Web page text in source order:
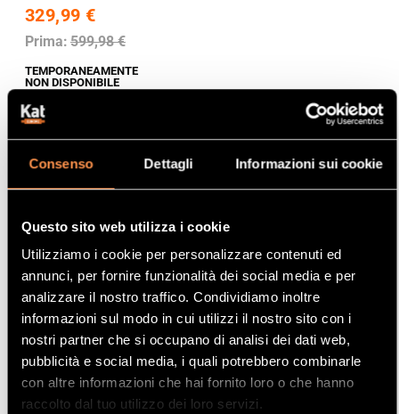
Consenso Dettagli Informazioni sui cookie
Questo sito web utilizza i cookie
Utilizziamo i cookie per personalizzare contenuti ed
annunci, per fornire funzionalità dei social media e per
analizzare il nostro traffico. Condividiamo inoltre
informazioni sul modo in cui utilizzi il nostro sito con i
nostri partner che si occupano di analisi dei dati web,
pubblicità e social media, i quali potrebbero combinarle
con altre informazioni che hai fornito loro o che hanno
raccolto dal tuo utilizzo dei loro servizi.
329,99 €
Prima: 599,98 €
TEMPORANEAMENTE
NON DISPONIBILE
Mostrare Per pagina
La vostra selezione
Prodotto
Catalizzatore